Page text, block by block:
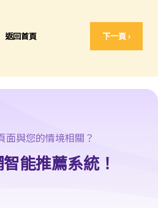
返回首頁 下一頁 ›
時限？
面與您的情境相關？
能推薦系統！